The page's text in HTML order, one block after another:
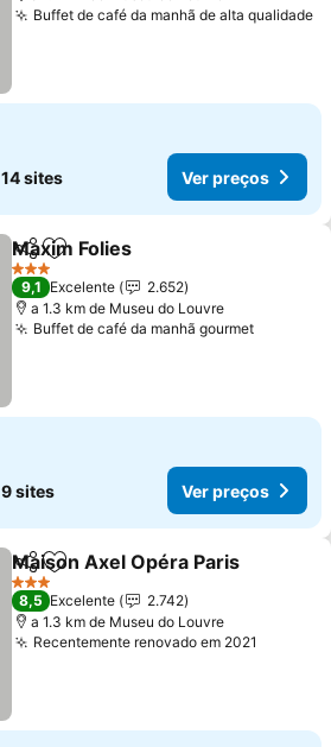
Buffet de café da manhã de alta qualidade
14 sites Ver preços
PartilharAdicionar aos favoritos
Maxim Folies
3 Estrelas
9,1 Excelente
2.652
a 1.3 km de Museu do Louvre
Buffet de café da manhã gourmetVer
9 sites Ver preços
PartilharAdicionar aos favoritos
Maison Axel Opéra Paris
3 Estrelas
8,5 Excelente
2.742
a 1.3 km de Museu do Louvre
Recentemente renovado em 2021